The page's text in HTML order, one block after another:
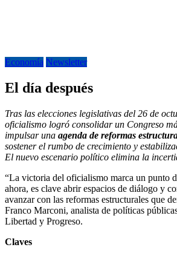
Economía Newsletter
El día después
Tras las elecciones legislativas del 26 de
oficialismo logró consolidar un Congreso
impulsar una agenda de reformas
sostener el rumbo de crecimiento y
El nuevo escenario político elimina la
“La victoria del oficialismo marca un punto
ahora, es clave abrir espacios de diálogo y
avanzar con las reformas estructurales que
Franco Marconi, analista de políticas
Libertad y Progreso.
Claves